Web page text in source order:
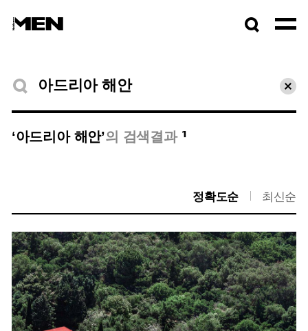
검색결과
초기
‘아드리아 해안’의 검색결과 1
정확도순 최신순